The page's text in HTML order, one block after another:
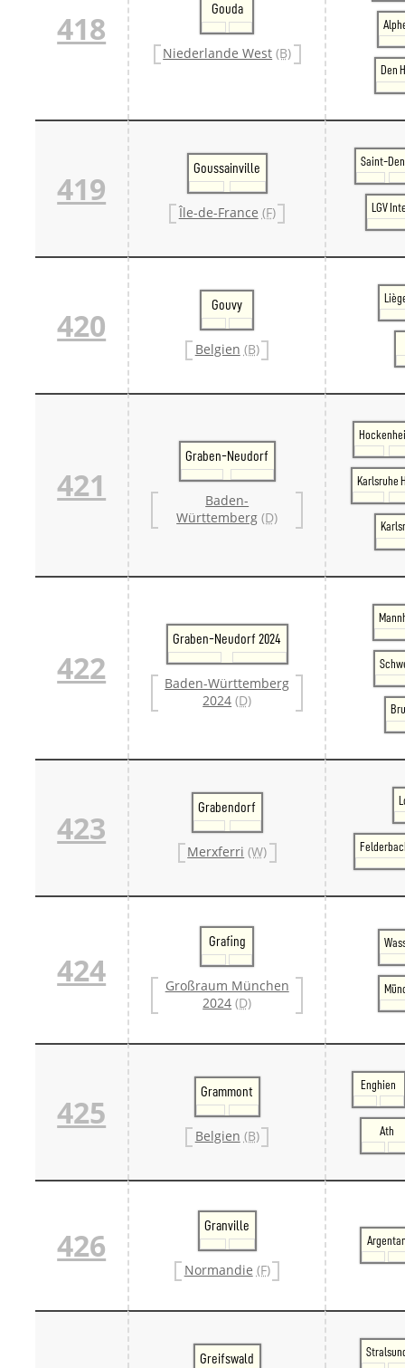
418
Gouda
Niederlande West (B)
Den
419
Goussainville
Île-de-France (F)
Saint-
LGV
420
Gouvy
Belgien (B)
421
Graben-Neudorf
Baden-
Württemberg (D)
Karlsruhe
422
Graben-Neudorf 2024
Baden-Württemberg
2024 (D)
423
Grabendorf
Merxferri (W)
424
Grafing
Großraum München
2024 (D)
425
Grammont
Belgien (B)
Enghien
Ath
426
Granville
Normandie (F)
Greifswald